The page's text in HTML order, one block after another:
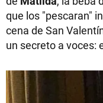
que los "pescaran"
cena de San
un secreto a voces: